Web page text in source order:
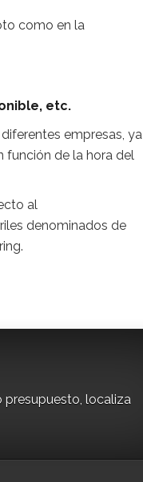
como en la
etc.
empresas, ya
función de la hora del
al
denominados de
presupuesto, localiza